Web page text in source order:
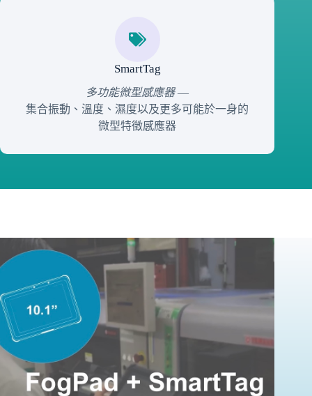
SmartTag
多功能微型感應器—
集合振動、溫度、濕度以及更多可能於一身的
微型特徵感應器